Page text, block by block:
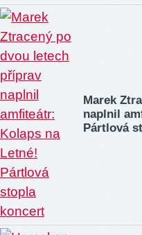
Marek
naplnil
Pártlová